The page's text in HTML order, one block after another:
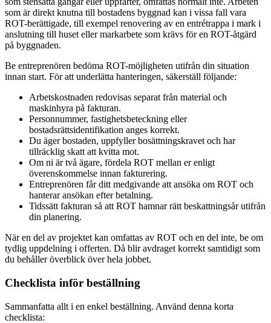
som är direkt knutna till bostadens byggnad kan i vissa fall vara
ROT-berättigade, till exempel renovering av en entrétrappa i mark i
anslutning till huset eller markarbete som krävs för en ROT-åtgärd
på byggnaden.
Be entreprenören bedöma ROT-möjligheten utifrån din situation
innan start. För att underlätta hanteringen, säkerställ följande:
Arbetskostnaden redovisas separat från material och
maskinhyra på fakturan.
Personnummer, fastighetsbeteckning eller
bostadsrättsidentifikation anges korrekt.
Du äger bostaden, uppfyller bosättningskravet och har
tillräcklig skatt att kvitta mot.
Om ni är två ägare, fördela ROT mellan er enligt
överenskommelse innan fakturering.
Entreprenören får ditt medgivande att ansöka om ROT och
hanterar ansökan efter betalning.
Tidssätt fakturan så att ROT hamnar rätt beskattningsår utifrån
din planering.
När en del av projektet kan omfattas av ROT och en del inte, be om
tydlig uppdelning i offerten. Då blir avdraget korrekt samtidigt som
du behåller överblick över hela jobbet.
Checklista inför beställning
Sammanfatta allt i en enkel beställning. Använd denna korta
checklista: